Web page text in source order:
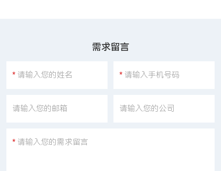
需求留言
* 请输入您的姓名 * 请输入手机号码
请输入您的邮箱 请输入您的公司
* 请输入您的需求留言